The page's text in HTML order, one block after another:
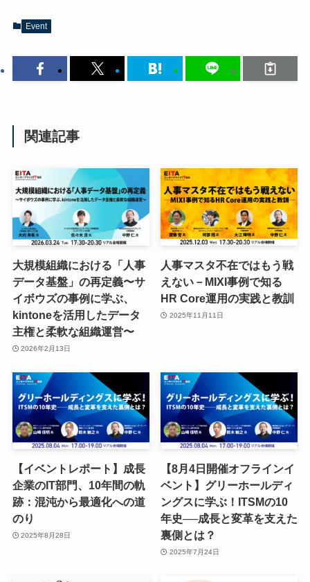
Event
関連記事
大規模組織における「人事
データ基盤」の再定義〜サ
イボウズの事例に学ぶ、
kintoneを活用したデータ
主権と柔軟な組織運営〜
2026年2月13日
人事マスタ不在ではもう戦
えない－MIXI事例で知る
HR Core運用の実践と教訓
2025年11月11日
【イベントレポート】成長
企業のIT部門、10年間の軌
跡：混沌から最適化への道
のり
2025年8月28日
【8月4日開催オフラインイ
ベント】グリーホールディ
ングスに学ぶ！ITSMの10
年史──成長と変革を支えた
裏側とは？
2025年7月24日